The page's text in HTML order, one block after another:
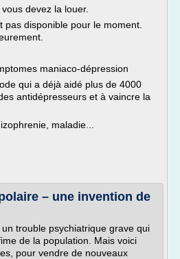
devez la louer.
pas disponible pour le moment.
maniaco-dépression
qui a déjà aidé plus de 4000
antidépresseurs et à vaincre la
maladie...
– une invention de
trouble psychiatrique grave qui
de la population. Mais voici
pour vendre de nouveaux